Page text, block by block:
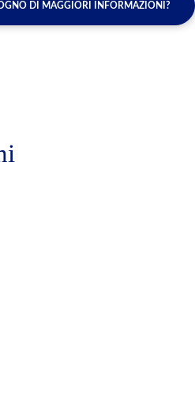
DI MAGGIORI INFORMAZIONI?